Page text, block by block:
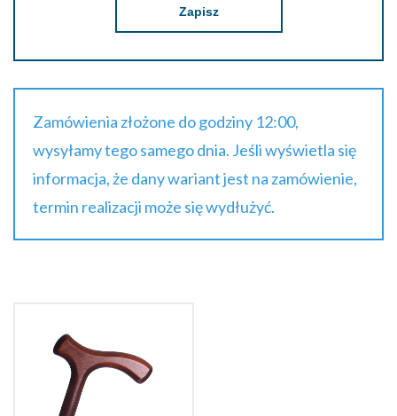
Zapisz
Zamówienia złożone do godziny 12:00,
wysyłamy tego samego dnia. Jeśli wyświetla się
informacja, że dany wariant jest na zamówienie,
termin realizacji może się wydłużyć.